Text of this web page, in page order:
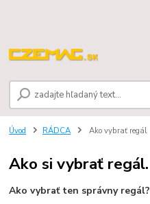
Úvod RÁDCA Ako vybrať regál
Ako si vybrať regál.
Ako vybrať ten správny regál?